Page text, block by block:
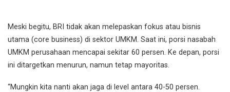
Meski begitu, BRI tidak akan melepaskan fokus atau bisnis
utama (core business) di sektor UMKM. Saat ini, porsi nasabah
UMKM perusahaan mencapai sekitar 60 persen. Ke depan, porsi
ini ditargetkan menurun, namun tetap mayoritas.
“Mungkin kita nanti akan jaga di level antara 40-50 persen.